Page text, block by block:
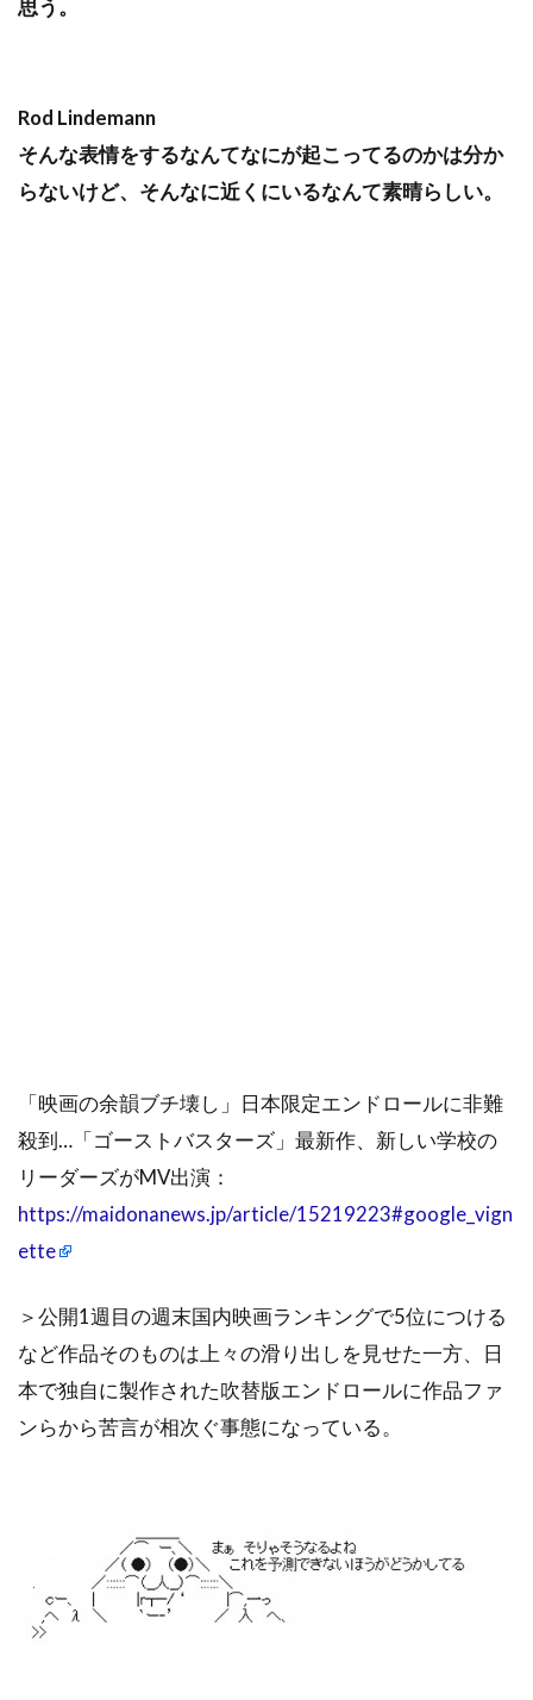
思う。
Rod Lindemann
そんな表情をするなんてなにが起こってるのかは分か
らないけど、そんなに近くにいるなんて素晴らしい。
「映画の余韻ブチ壊し」日本限定エンドロールに非難
殺到…「ゴーストバスターズ」最新作、新しい学校の
リーダーズがMV出演：
https://maidonanews.jp/article/15219223#google_vign
ette
＞公開1週目の週末国内映画ランキングで5位につける
など作品そのものは上々の滑り出しを見せた一方、日
本で独自に製作された吹替版エンドロールに作品ファ
ンらから苦言が相次ぐ事態になっている。